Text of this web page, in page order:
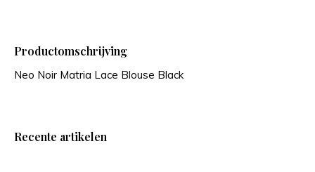
Productomschrijving
Neo Noir Matria Lace Blouse Black
Recente artikelen